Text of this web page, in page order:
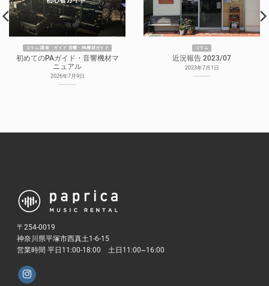
コラム 講座・ガイド 音響・PA機材ガイド
初めてのPAガイド・音響機材マ
ニュアル
2026年7月9日
コラム
近況報告 2023/07
2023年7月1日
〒254-0019
神奈川県平塚市西真土1-6-15
営業時間 平日11:00-18:00 土日11:00~16:00